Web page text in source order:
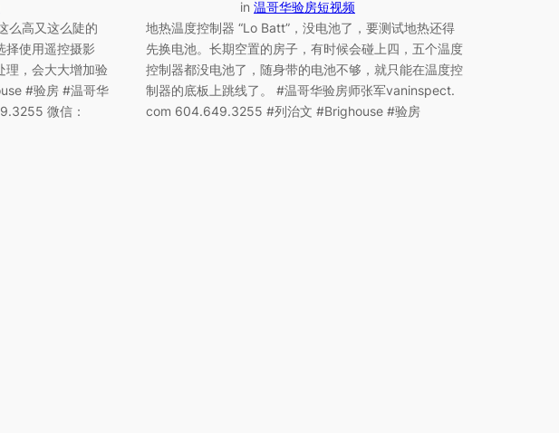
么高又这么陡的
择使用遥控摄影
理，会大大增加验
#验房 #温哥华
微信：
in 温哥华验房短视频
地热温度控制器 “Lo Batt”，没电池了，要测试地热还得
先换电池。长期空置的房子，有时候会碰上四，五个温度
控制器都没电池了，随身带的电池不够，就只能在温度控
制器的底板上跳线了。 #温哥华验房师张军vaninspect.
com 604.649.3255 #列治文 #Brighouse #验房